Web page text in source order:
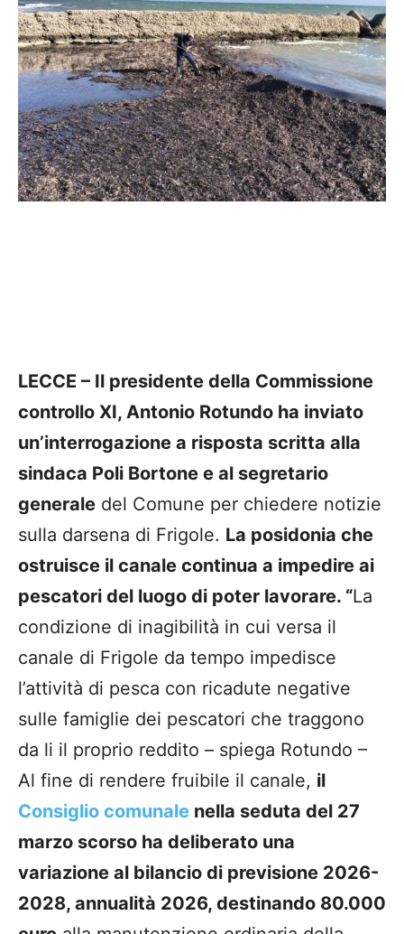
LECCE – Il presidente della Commissione
controllo XI, Antonio Rotundo ha inviato
un’interrogazione a risposta scritta alla
sindaca Poli Bortone e al segretario
generale del Comune per chiedere notizie
sulla darsena di Frigole. La posidonia che
ostruisce il canale continua a impedire ai
pescatori del luogo di poter lavorare. “La
condizione di inagibilità in cui versa il
canale di Frigole da tempo impedisce
l’attività di pesca con ricadute negative
sulle famiglie dei pescatori che traggono
da li il proprio reddito – spiega Rotundo –
Al fine di rendere fruibile il canale, il
Consiglio comunale nella seduta del 27
marzo scorso ha deliberato una
variazione al bilancio di previsione 2026-
2028, annualità 2026, destinando 80.000